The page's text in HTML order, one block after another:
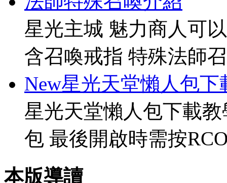
星光主城 魅力商人可
含召喚戒指 特殊法師
New星光天堂懶人包下
星光天堂懶人包下載
包 最後開啟時需按
本版導讀